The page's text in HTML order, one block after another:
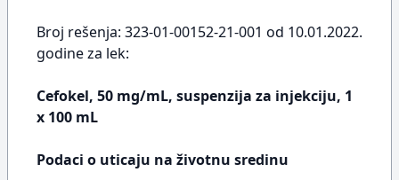
Broj rešenja: 323-01-00152-21-001 od 10.01.2022.
godine za lek:
Cefokel, 50 mg/mL, suspenzija za injekciju, 1
x 100 mL
Podaci o uticaju na životnu sredinu